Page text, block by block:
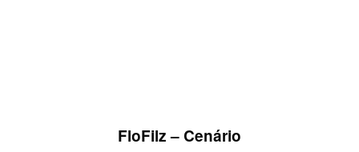
FloFilz – Cenário